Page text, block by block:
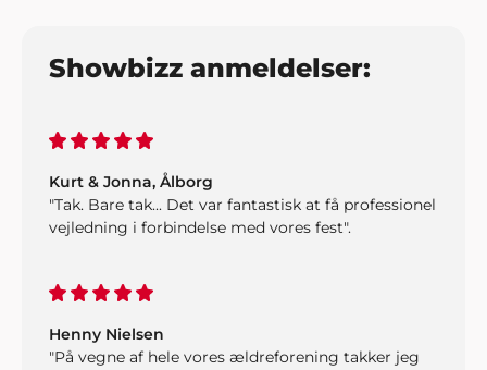
Showbizz anmeldelser:
Kurt & Jonna, Ålborg
"Tak. Bare tak... Det var fantastisk at få professionel
vejledning i forbindelse med vores fest".
Henny Nielsen
"På vegne af hele vores ældreforening takker jeg